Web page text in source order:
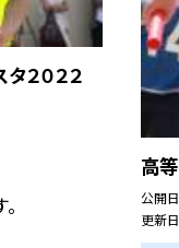
２０２２
高
公開日
更新日